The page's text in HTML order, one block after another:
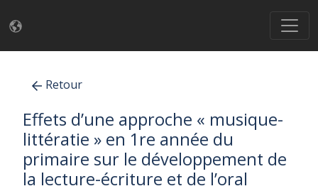
Retour
Effets d’une approche « musique-
littératie » en 1re année du
primaire sur le développement de
la lecture-écriture et de l’oral